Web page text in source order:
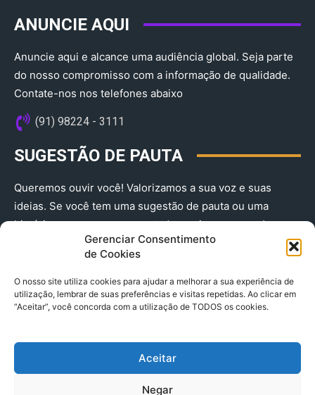
Gerenciar Consentimento
de Cookies
O nosso site utiliza cookies para ajudar a melhorar a sua experiência de
utilização, lembrar de suas preferências e visitas repetidas. Ao clicar em
“Aceitar”, você concorda com a utilização de TODOS os cookies.
Aceitar
Negar
ANUNCIE AQUI
Anuncie aqui e alcance uma audiência global. Seja parte
do nosso compromisso com a informação de qualidade.
Contate-nos nos telefones abaixo
(91) 98224 - 3111
SUGESTÃO DE PAUTA
Queremos ouvir você! Valorizamos a sua voz e suas
ideias. Se você tem uma sugestão de pauta ou uma
história que merece ser contada, envie-nos agora!
(91) 98224 - 3111
© 2025 A Província do Pará CNPJ: 04.901.141/0001-36 End .
Trav. Quintino Bocaiuva 2301, Ed. Rogério Fernandez – Sala